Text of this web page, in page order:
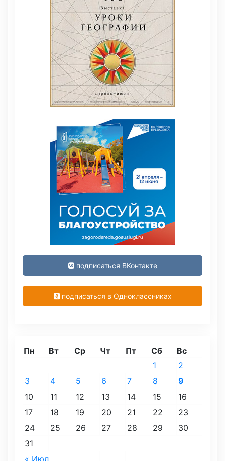
подписаться ВКонтакте
подписаться в Одноклассниках
Пн Вт Ср Чт Пт Сб Вс
« Июл
1
2
3
4 5 6 7 8
9
10
11 12 13 14 15
16
17
18 19 20 21 22
23
24
25 26 27 28 29
30
31